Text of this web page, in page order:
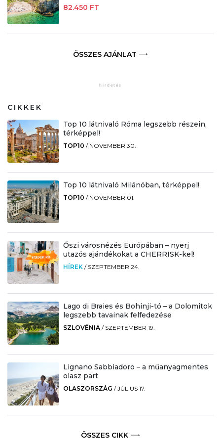
82.450 FT
ÖSSZES AJÁNLAT
CIKKEK
Top 10 látnivaló Róma legszebb részein,
térképpel!
TOP10 / NOVEMBER 30.
Top 10 látnivaló Milánóban, térképpel!
TOP10 / NOVEMBER 01.
Őszi városnézés Európában – nyerj
utazós ajándékokat a CHERRISK-kel!
HÍREK / SZEPTEMBER 24.
Lago di Braies és Bohinji-tó – a Dolomitok
legszebb tavainak felfedezése
SZLOVÉNIA / SZEPTEMBER 19.
Lignano Sabbiadoro – a műanyagmentes
olasz part
OLASZORSZÁG /JÚLIUS 17.
ÖSSZES CIKK